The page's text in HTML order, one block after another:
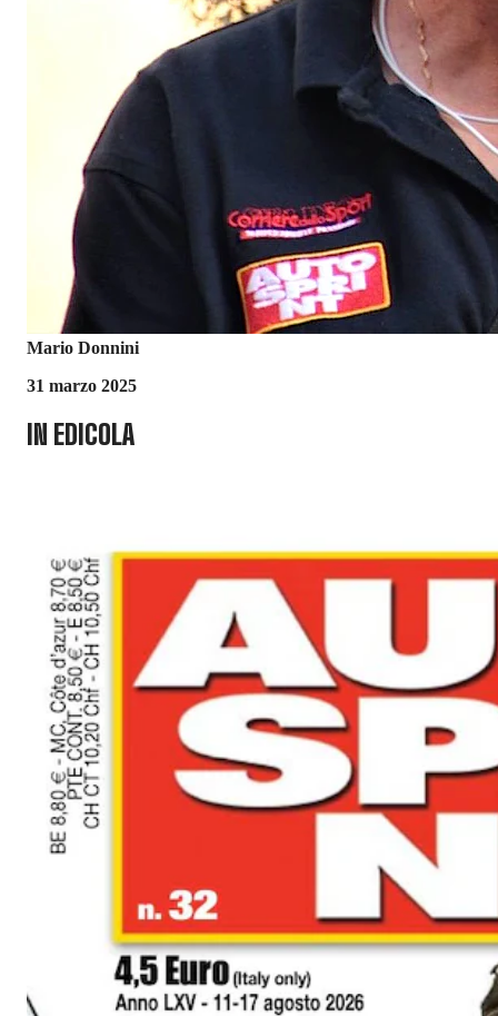
Mario Donnini
31 marzo 2025
IN EDICOLA